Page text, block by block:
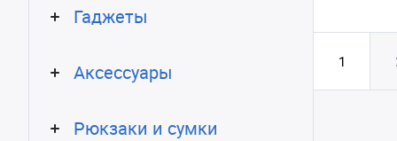
Гаджеты
Аксессуары
Рюкзаки и сумки
1